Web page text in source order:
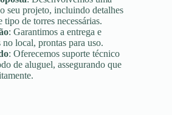
seu projeto, incluindo detalhes
tipo de torres necessárias.
: Garantimos a entrega e
no local, prontas para uso.
: Oferecemos suporte técnico
de aluguel, assegurando que